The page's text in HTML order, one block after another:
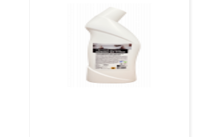
удаления мочевого камня,
кальциевых и известковых
отложений с внутренних
поверхностей…